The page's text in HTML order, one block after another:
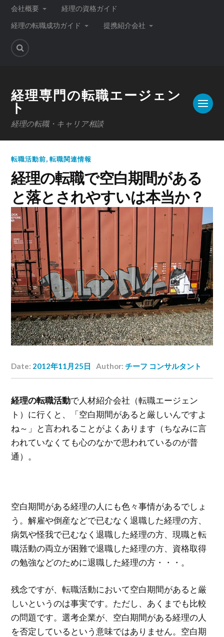
会社概要
経理の資格ガイド
経理の転職成功ガイド
提携紹介会社
経理専門の転職エージェン
ト
経理の転職・キャリア相談
転職活動前,転職関連情報
経理の転職で空白期間がある
と落とされやすいは本当か？
Date: 2012年11月25日 Author:チーフ コンサルタント
経理の転職活動で人材紹介会社（転職エージェン
ト）に行くと、「空白期間があると厳しいんですよ
ね～」と言われることがよくあります（ちなみに言
われていなくても心のなかで思われているのが普
通）。
空白期間がある経理の人にも色々事情があるでしょ
う。解雇や倒産などで已むなく退職した経理の方、
病気や怪我で已むなく退職した経理の方、現職と転
職活動の両立が困難で退職した経理の方、資格取得
の勉強などのために退職した経理の方・・・。
残念ですが、転職活動において空白期間があると厳
しいというのは事実です。ただし、あくまでも比較
の問題です。選考企業が、空白期間がある経理の人
を否定しているという意味ではありません。空白期